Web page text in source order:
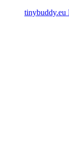
tinybuddy.eu